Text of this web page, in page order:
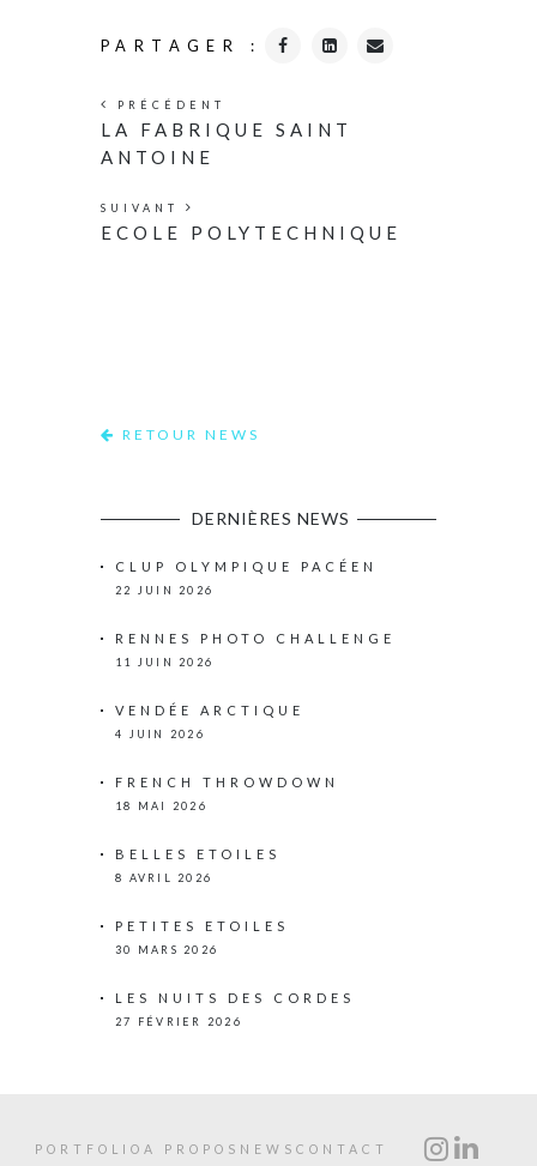
PARTAGER :
PRÉCÉDENT
LA FABRIQUE SAINT
ANTOINE
SUIVANT
ECOLE POLYTECHNIQUE
RETOUR NEWS
DERNIÈRES NEWS
CLUP OLYMPIQUE PACÉEN
22 JUIN 2026
RENNES PHOTO CHALLENGE
11 JUIN 2026
VENDÉE ARCTIQUE
4 JUIN 2026
FRENCH THROWDOWN
18 MAI 2026
BELLES ETOILES
8 AVRIL 2026
PETITES ETOILES
30 MARS 2026
LES NUITS DES CORDES
27 FÉVRIER 2026
PORTFOLIO A PROPOS NEWS CONTACT